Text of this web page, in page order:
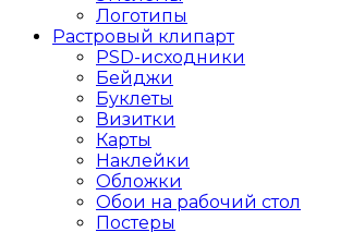
Логотипы
Растровый клипарт
PSD-исходники
Бейджи
Буклеты
Визитки
Карты
Наклейки
Обложки
Обои на рабочий стол
Постеры